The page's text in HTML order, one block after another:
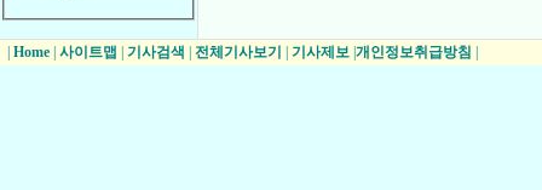
Home 사이트맵 기사검색 전체기사보기 기사제보 개인정보취급방침